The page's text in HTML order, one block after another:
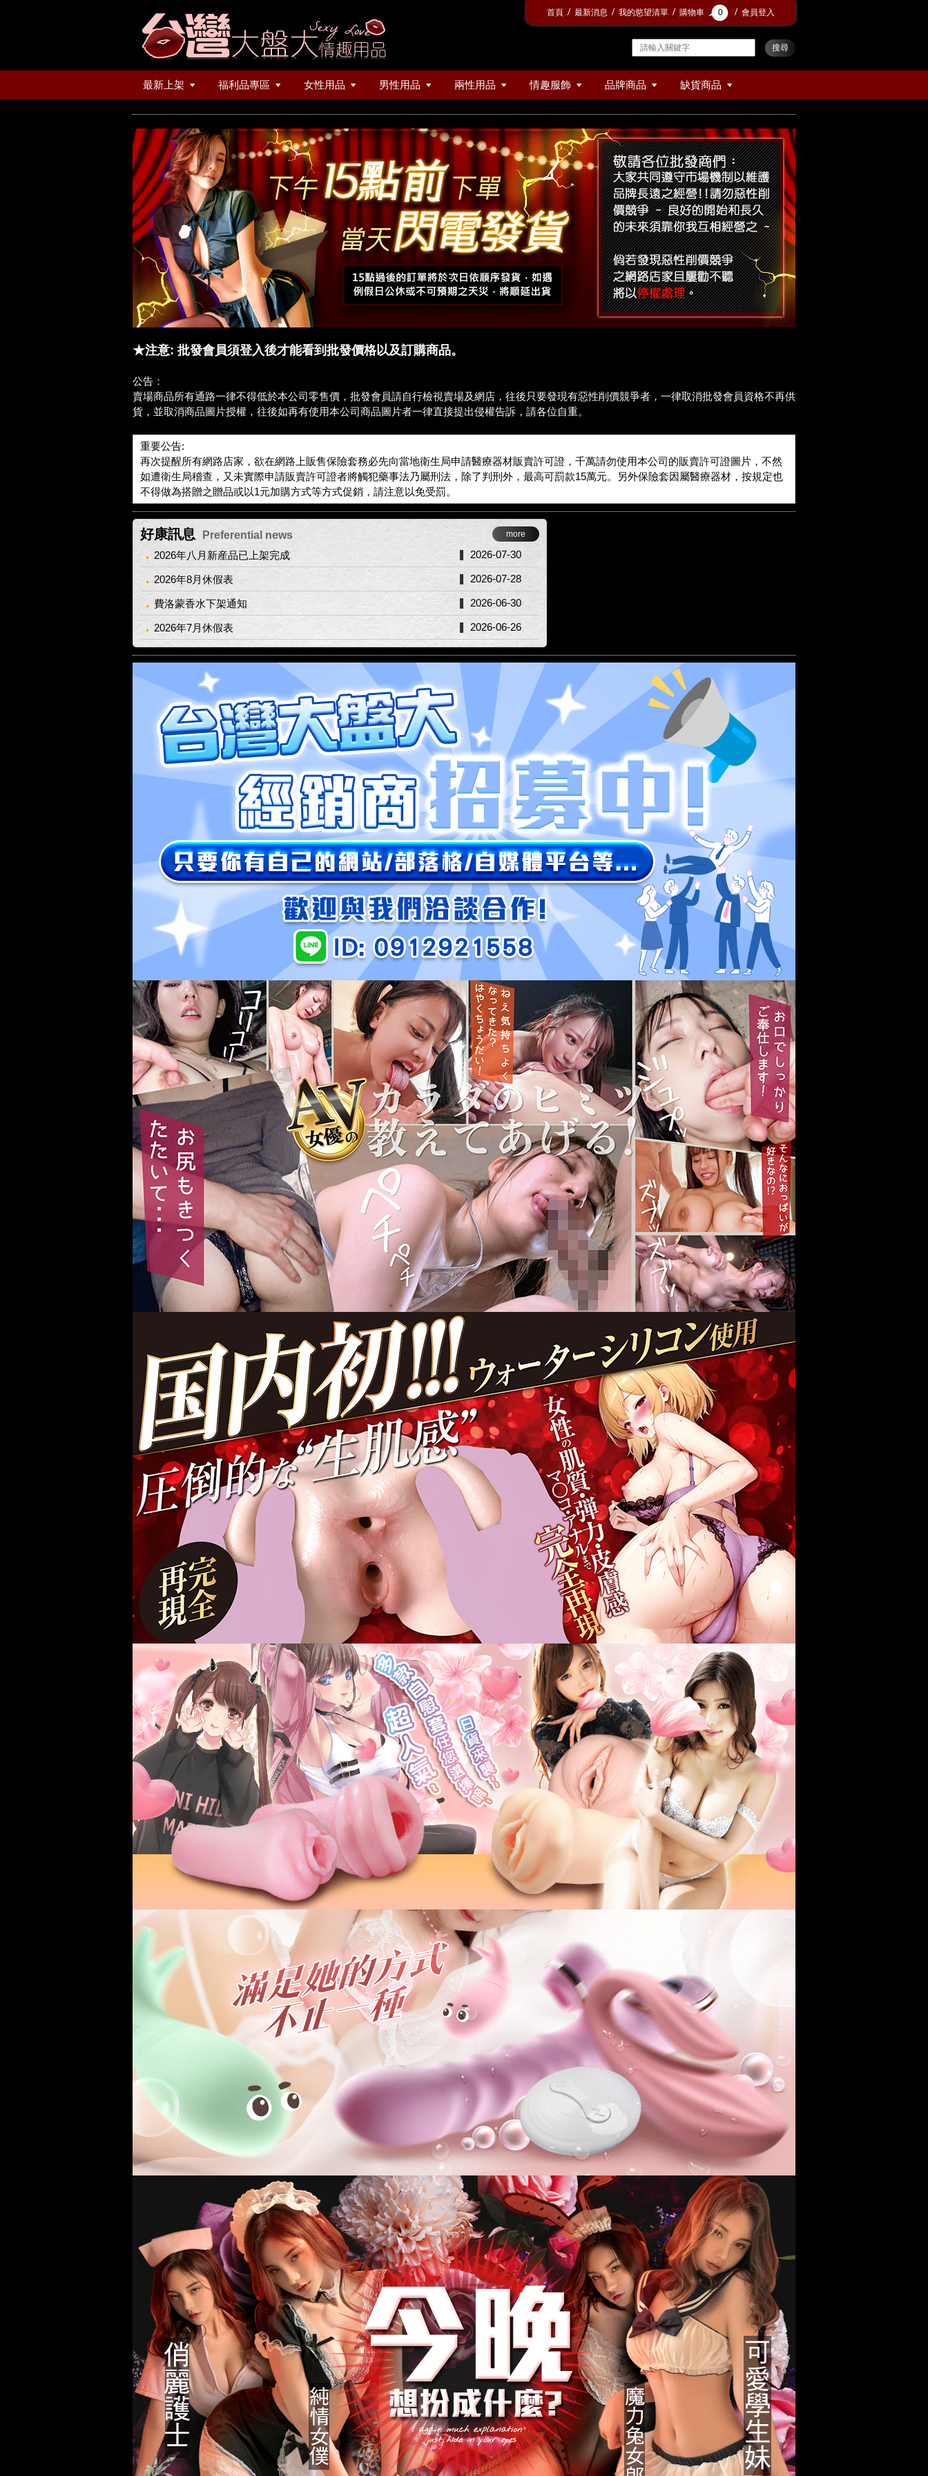
首頁 最新消息 我的慾望清單 購物車 0 會員登入
最新上架 福利品專區 女性用品 男性用品 兩性用品 情趣服飾 品牌商品 缺貨商品
★注意: 批發會員須登入後才能看到批發價格以及訂購商品。
公告：
賣場商品所有通路一律不得低於本公司零售價，批發會員請自行檢視賣場及網店，往後只要發現有惡性削價競爭者，一律取消批發會員資格不再供
貨，並取消商品圖片授權，往後如再有使用本公司商品圖片者一律直接提出侵權告訴，請各位自重。
重要公告:
再次提醒所有網路店家，欲在網路上販售保險套務必先向當地衛生局申請醫療器材販賣許可證，千萬請勿使用本公司的販賣許可證圖片，不然
如遭衛生局稽查，又未實際申請販賣許可證者將觸犯藥事法乃屬刑法，除了判刑外，最高可罰款15萬元。另外保險套因屬醫療器材，按規定也
不得做為搭贈之贈品或以1元加購方式等方式促銷，請注意以免受罰。
好康訊息 Preferential news more
2026年八月新産品已上架完成 2026-07-30
2026年8月休假表 2026-07-28
費洛蒙香水下架通知 2026-06-30
2026年7月休假表 2026-06-26